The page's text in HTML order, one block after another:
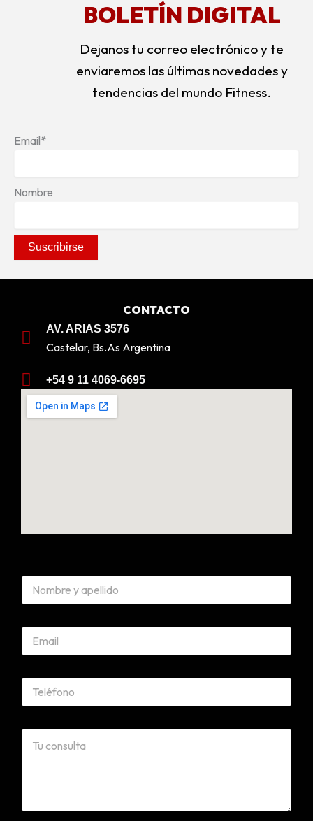
BOLETÍN DIGITAL
Dejanos tu correo electrónico y te
enviaremos las últimas novedades y
tendencias del mundo Fitness.
Email*
Nombre
CONTACTO
AV. ARIAS 3576
Castelar, Bs.As Argentina
+54 9 11 4069-6695